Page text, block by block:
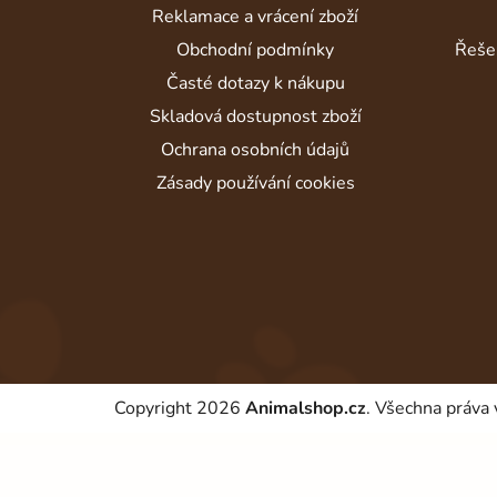
Reklamace a vrácení zboží
Obchodní podmínky
Časté dotazy k nákupu
Skladová dostupnost zboží
Ochrana osobních údajů
Zásady používání cookies
Copyright 2026 Animalshop.cz. Všechna práva